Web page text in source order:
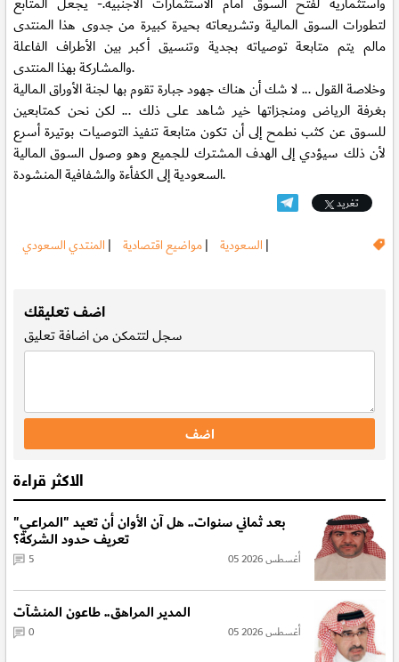
لتطورات السوق المالية وتشريعاته بحيرة كبيرة من جدوى هذا المنتدى
مالم يتم متابعة توصياته بجدية وتنسيق أكبر بين الأطراف الفاعلة
والمشاركة بهذا المنتدى.
وخلاصة القول ... لا شك أن هناك جهود جبارة تقوم بها لجنة الأوراق المالية
بغرفة الرياض ومنجزاتها خير شاهد على ذلك ... لكن نحن كمتابعين
للسوق عن كثب نطمح إلى أن تكون متابعة تنفيذ التوصيات بوتيرة أسرع
لأن ذلك سيؤدي إلى الهدف المشترك للجميع وهو وصول السوق المالية
السعودية إلى الكفأءة والشفافية المنشودة.
تغريد
السعودية |مواضيع اقتصادية | المنتدي السعودي |
اضف تعليقك
سجللتتمكن من اضافة تعليق
الاكثر قراءة
بعد ثماني سنوات.. هل آن الأوان أن تعيد "المراعي"
تعريف حدود الشركة؟
05 أغسطس 2026 5
المدير المراهق.. طاعون المنشآت
05 أغسطس 2026 0